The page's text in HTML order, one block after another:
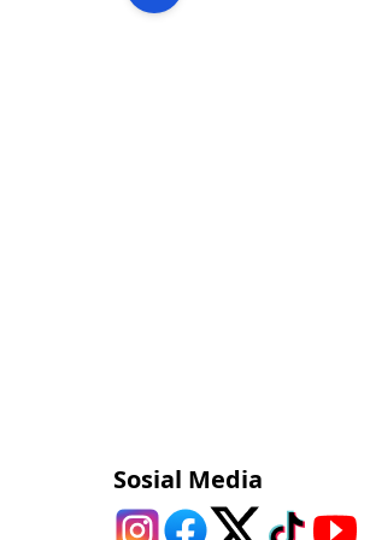
Sosial Media